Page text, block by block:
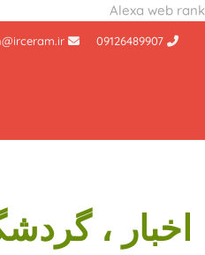
Alexa web rank
اخبار ،